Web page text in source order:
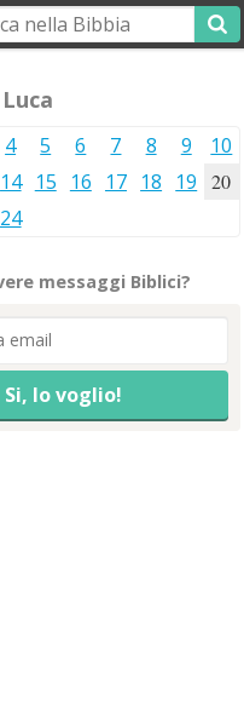
4 5 6 7 8 9
10
14 15 16 17 18 19 20
24
messaggi Biblici?